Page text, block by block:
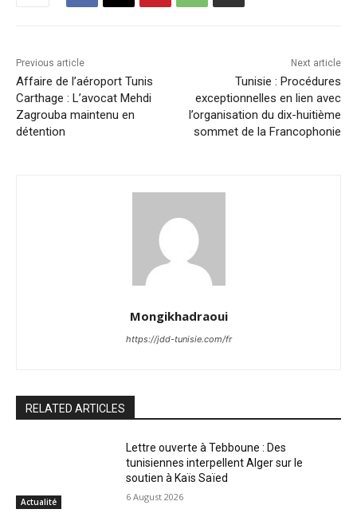
Previous article
Affaire de l’aéroport Tunis
Carthage : L’avocat Mehdi
Zagrouba maintenu en
détention
Next article
Tunisie : Procédures
exceptionnelles en lien avec
l’organisation du dix-huitième
sommet de la Francophonie
Mongikhadraoui
https://jdd-tunisie.com/fr
RELATED ARTICLES
Actualité
Lettre ouverte à Tebboune : Des
tunisiennes interpellent Alger sur le
soutien à Kaïs Saïed
6 August 2026